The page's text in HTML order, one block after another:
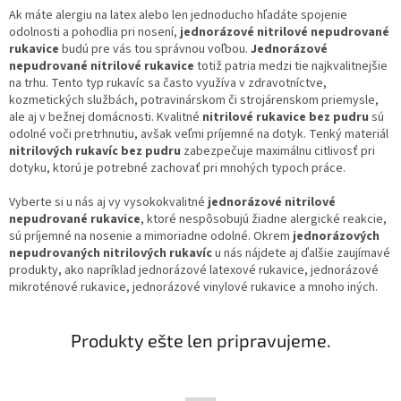
Ak máte alergiu na latex alebo len jednoducho hľadáte spojenie
odolnosti a pohodlia pri nosení,jednorázové nitrilové nepudrované
rukavice budú pre vás tou správnou voľbou. Jednorázové
nepudrované nitrilové rukavice totiž patria medzi tie najkvalitnejšie
na trhu. Tento typ rukavíc sa často využíva v zdravotníctve,
kozmetických službách, potravinárskom či strojárenskom priemysle,
ale aj v bežnej domácnosti. Kvalitné nitrilové rukavice bez pudru sú
odolné voči pretrhnutiu, avšak veľmi príjemné na dotyk. Tenký materiál
nitrilových rukavíc bez pudru zabezpečuje maximálnu citlivosť pri
dotyku, ktorú je potrebné zachovať pri mnohých typoch práce.
Vyberte si u nás aj vy vysokokvalitnéjednorázové nitrilové
nepudrované rukavice, ktoré nespôsobujú žiadne alergické reakcie,
sú príjemné na nosenie a mimoriadne odolné. Okremjednorázových
nepudrovaných nitrilových rukavícu nás nájdete aj ďalšie zaujímavé
produkty, ako napríklad jednorázové latexové rukavice, jednorázové
mikroténové rukavice, jednorázové vinylové rukavice a mnoho iných.
Produkty ešte len pripravujeme.